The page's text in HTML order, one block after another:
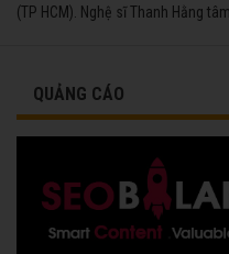
(TP HCM). Nghệ sĩ Thanh Hằng
QUẢNG CÁO